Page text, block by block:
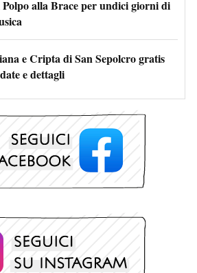
alla Brace per undici giorni di
e Cripta di San Sepolcro gratis
e dettagli